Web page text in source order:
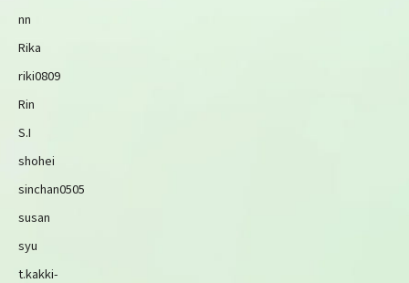
nn
Rika
riki0809
Rin
S.I
shohei
sinchan0505
susan
syu
t.kakki-